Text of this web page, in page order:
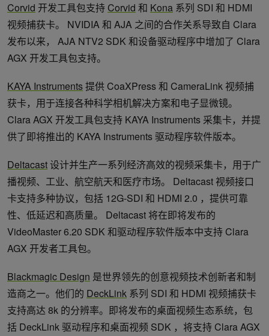
Corvid 开发工具包支持 Corvid 和 Kona 系列 SDI 和 HDMI
视频捕获卡。 NVIDIA 和 AJA 之间的合作关系导致自 Clara
发布以来， AJA NTV2 SDK 和设备驱动程序中增加了 Clara
AGX 开发工具包支持。
KAYA Instruments提供 CoaXPress 和 CameraLink 视频捕
获卡，用于连接各种科学相机解决方案和电子显微镜。
Clara AGX 开发工具包支持 KAYA Instruments 采集卡，并提
供了即将推出的 KAYA Instruments 驱动程序软件版本。
Deltacast设计并生产一系列经济高效的视频采集卡，用于广
播视频、工业、航空航天和医疗市场。 Deltacast 视频接口
卡支持多种协议，包括 12G-SDI 和 HDMI 2.0 ，提供可靠
性、低延迟和高质量。 Deltacast 将在即将发布的
VideoMaster 6.20 SDK 和驱动程序软件版本中支持 Clara
AGX 开发者工具包。
Blackmagic Design 是世界领先的创意视频技术创新者和制
造商之一。他们的 DeckLink 系列 SDI 和 HDMI 视频捕获卡
支持高达 8k 的分辨率。即将发布的桌面视频生态系统，包
括 DeckLink 驱动程序和桌面视频 SDK ，将支持 Clara AGX